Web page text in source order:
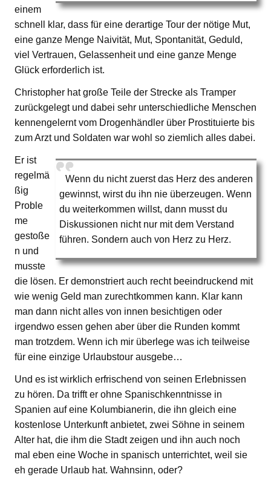
einem
schnell klar, dass für eine derartige Tour der nötige Mut,
eine ganze Menge Naivität, Mut, Spontanität, Geduld,
viel Vertrauen, Gelassenheit und eine ganze Menge
Glück erforderlich ist.
Christopher hat große Teile der Strecke als Tramper
zurückgelegt und dabei sehr unterschiedliche Menschen
kennengelernt vom Drogenhändler über Prostituierte bis
zum Arzt und Soldaten war wohl so ziemlich alles dabei.
Wenn du nicht zuerst das Herz des anderen
gewinnst, wirst du ihn nie überzeugen. Wenn
du weiterkommen willst, dann musst du
Diskussionen nicht nur mit dem Verstand
führen. Sondern auch von Herz zu Herz.
Er ist
regelmä
ßig
Proble
me
gestoße
n und
musste
die lösen. Er demonstriert auch recht beeindruckend mit
wie wenig Geld man zurechtkommen kann. Klar kann
man dann nicht alles von innen besichtigen oder
irgendwo essen gehen aber über die Runden kommt
man trotzdem. Wenn ich mir überlege was ich teilweise
für eine einzige Urlaubstour ausgebe…
Und es ist wirklich erfrischend von seinen Erlebnissen
zu hören. Da trifft er ohne Spanischkenntnisse in
Spanien auf eine Kolumbianerin, die ihn gleich eine
kostenlose Unterkunft anbietet, zwei Söhne in seinem
Alter hat, die ihm die Stadt zeigen und ihn auch noch
mal eben eine Woche in spanisch unterrichtet, weil sie
eh gerade Urlaub hat. Wahnsinn, oder?